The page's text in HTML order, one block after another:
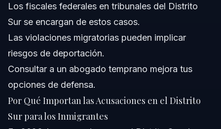
Fuentes y Referencias
Los fiscales federales en tribunales del Distrito
Sur se encargan de estos casos.
Las violaciones migratorias pueden implicar
riesgos de deportación.
Consultar a un abogado temprano mejora tus
opciones de defensa.
Por Qué Importan las Acusaciones en el Distrito
Sur para los Inmigrantes